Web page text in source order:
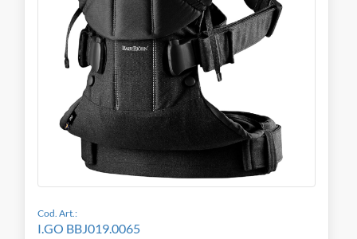
Cod. Art.:
I.GO BBJ019.0065